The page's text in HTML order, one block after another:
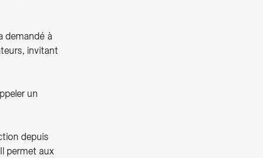
demandé à
invitant
un
depuis
permet aux